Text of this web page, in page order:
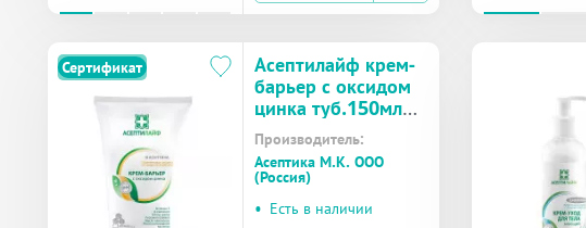
Сертификат
Асептилайф крем-
барьер с оксидом
цинка туб.150мл
№1
Производитель:
Асептика М.К. ООО
(Россия)
• Есть в наличии